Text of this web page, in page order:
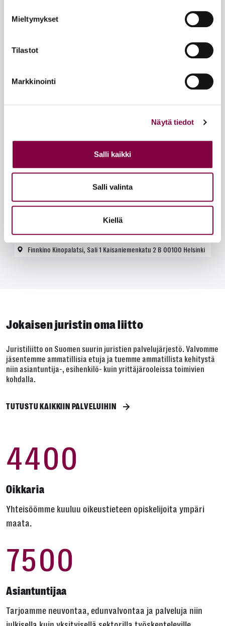
Mieltymykset
Tilastot
Markkinointi
Näytä tiedot
Salli kaikki
Salli valinta
Kiellä
Liiton Arkki
Uusien esihenkilöiden vertaisryhmä
Howspace -oppimisalusta
Pääkaupunkiseudun jäsentapahtuma
Finnkino Kinopalatsi, Sali 1 Kaisaniemenkatu 2 B 00100 Helsinki
Jokaisen juristin oma liitto
Juristiliitto on Suomen suurin juristien palvelujärjestö. Valvomme
jäsentemme ammatillisia etuja ja tuemme ammatillista kehitystä
niin asiantuntija-, esihenkilö- kuin yrittäjärooleissa toimivien
kohdalla.
TUTUSTU KAIKKIIN PALVELUIHIN
4400
Oikkaria
Yhteisöömme kuuluu oikeustieteen opiskelijoita ympäri
maata.
7500
Asiantuntijaa
Tarjoamme neuvontaa, edunvalvontaa ja palveluja niin